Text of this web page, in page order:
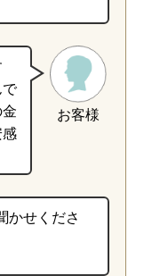
お客様
かせくださ